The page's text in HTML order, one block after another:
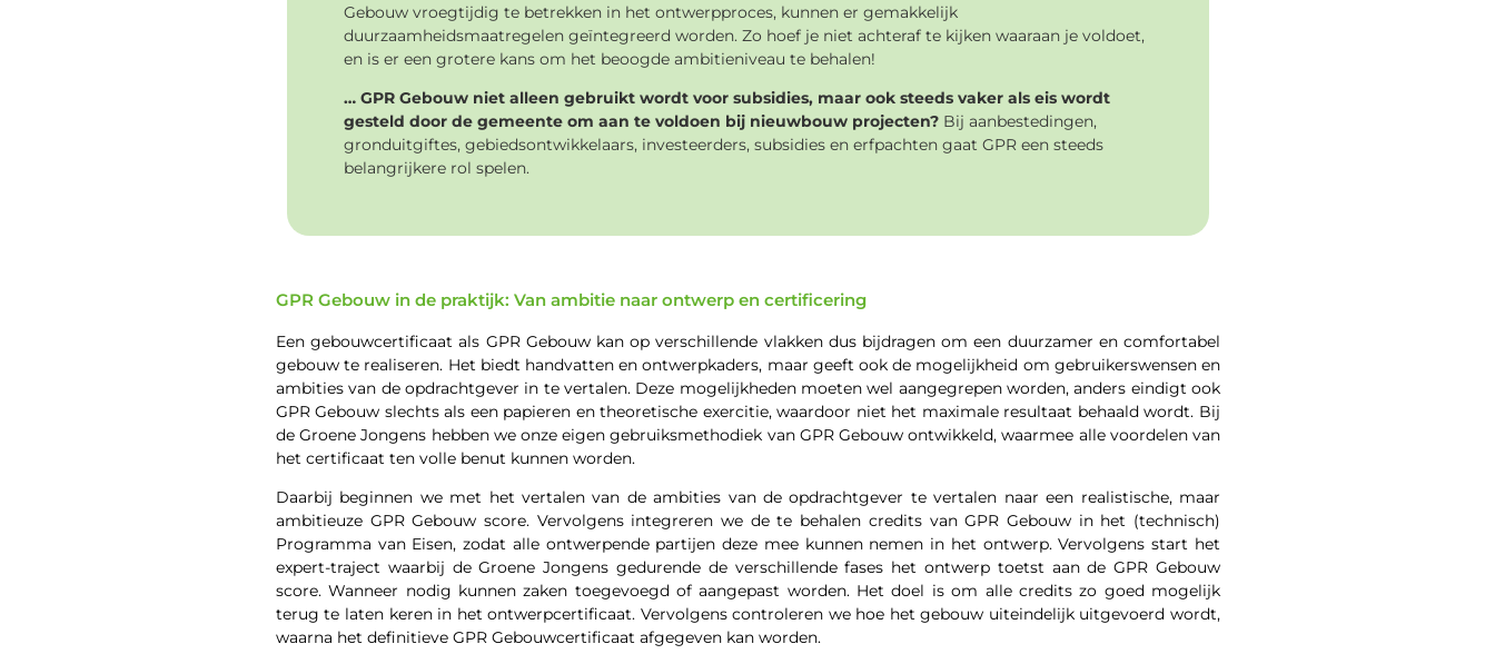
Gebouw vroegtijdig te betrekken in het ontwerpproces, kunnen er gemakkelijk
duurzaamheidsmaatregelen geïntegreerd worden. Zo hoef je niet achteraf te kijken waaraan je voldoet,
en is er een grotere kans om het beoogde ambitieniveau te behalen!
… GPR Gebouw niet alleen gebruikt wordt voor subsidies, maar ook steeds vaker als eis wordt
gesteld door de gemeente om aan te voldoen bij nieuwbouw projecten? Bij aanbestedingen,
gronduitgiftes, gebiedsontwikkelaars, investeerders, subsidies en erfpachten gaat GPR een steeds
belangrijkere rol spelen.
GPR Gebouw in de praktijk: Van ambitie naar ontwerp en certificering
Een gebouwcertificaat als GPR Gebouw kan op verschillende vlakken dus bijdragen om een duurzamer en comfortabel
gebouw te realiseren. Het biedt handvatten en ontwerpkaders, maar geeft ook de mogelijkheid om gebruikerswensen en
ambities van de opdrachtgever in te vertalen. Deze mogelijkheden moeten wel aangegrepen worden, anders eindigt ook
GPR Gebouw slechts als een papieren en theoretische exercitie, waardoor niet het maximale resultaat behaald wordt. Bij
de Groene Jongens hebben we onze eigen gebruiksmethodiek van GPR Gebouw ontwikkeld, waarmee alle voordelen van
het certificaat ten volle benut kunnen worden.
Daarbij beginnen we met het vertalen van de ambities van de opdrachtgever te vertalen naar een realistische, maar
ambitieuze GPR Gebouw score. Vervolgens integreren we de te behalen credits van GPR Gebouw in het (technisch)
Programma van Eisen, zodat alle ontwerpende partijen deze mee kunnen nemen in het ontwerp. Vervolgens start het
expert-traject waarbij de Groene Jongens gedurende de verschillende fases het ontwerp toetst aan de GPR Gebouw
score. Wanneer nodig kunnen zaken toegevoegd of aangepast worden. Het doel is om alle credits zo goed mogelijk
terug te laten keren in het ontwerpcertificaat. Vervolgens controleren we hoe het gebouw uiteindelijk uitgevoerd wordt,
waarna het definitieve GPR Gebouwcertificaat afgegeven kan worden.